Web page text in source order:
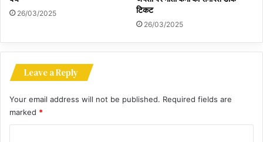
26/03/2025
टिकट
26/03/2025
Leave a Reply
Your email address will not be published. Required fields are
marked *